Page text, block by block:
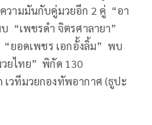
วามมันกับคู่มวยอีก 2 คู่ “อา
“เพชรดำ จิตรศาลายา”
ยอดเพชร เอกอั้งลิ้ม” พบ
ยไทย” พิกัด 130
วทีมวยกองทัพอากาศ (ธูปะ